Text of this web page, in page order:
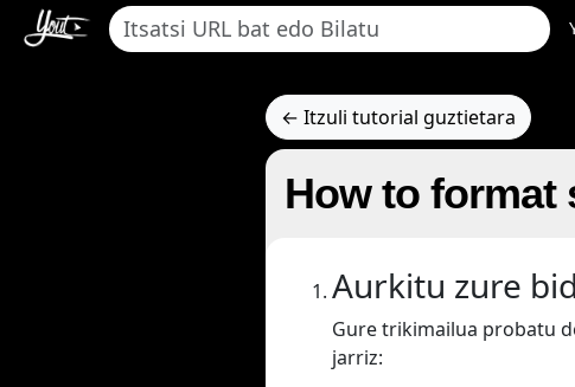
← Itzuli tutorial guztietara
How to format
Aurkitu zure
Gure trikimailua probatu
jarriz: